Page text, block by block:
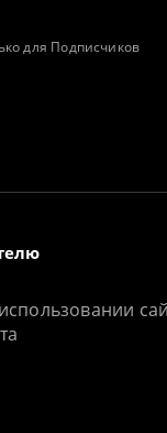
для Подписчиков